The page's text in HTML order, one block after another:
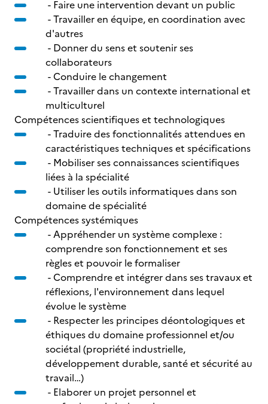
- Faire une intervention devant un public
- Travailler en équipe, en coordination avec
d'autres
- Donner du sens et soutenir ses
collaborateurs
- Conduire le changement
- Travailler dans un contexte international et
multiculturel
Compétences scientifiques et technologiques
- Traduire des fonctionnalités attendues en
caractéristiques techniques et spécifications
- Mobiliser ses connaissances scientifiques
liées à la spécialité
- Utiliser les outils informatiques dans son
domaine de spécialité
Compétences systémiques
- Appréhender un système complexe :
comprendre son fonctionnement et ses
règles et pouvoir le formaliser
- Comprendre et intégrer dans ses travaux et
réflexions, l'environnement dans lequel
évolue le système
- Respecter les principes déontologiques et
éthiques du domaine professionnel et/ou
sociétal (propriété industrielle,
développement durable, santé et sécurité au
travail…)
- Elaborer un projet personnel et